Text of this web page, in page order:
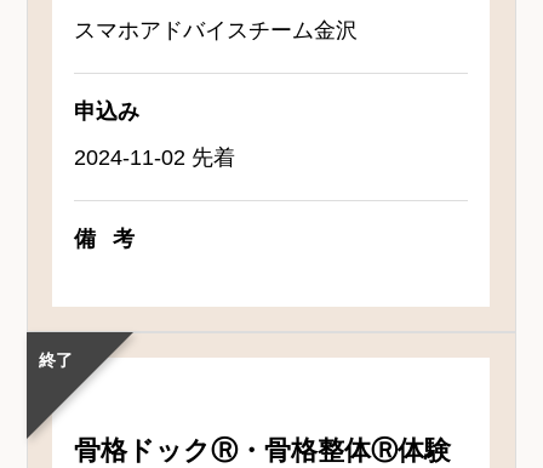
スマホアドバイスチーム金沢
申込み
2024-11-02 先着
備考
終了
骨格ドックⓇ・骨格整体Ⓡ体験